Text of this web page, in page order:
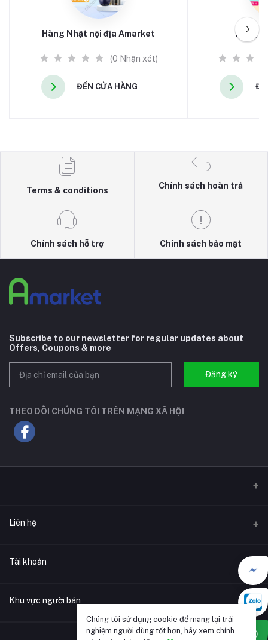
Hàng Nhật nội địa Amarket
(0 Nhận xét)
ĐẾN CỬA HÀNG
Hàng
Terms & conditions
Chính sách hoàn trả
Chính sách hỗ trợ Chính sách bảo mật
Subscribe to our newsletter for regular updates about
Offers, Coupons & more
Đăng ký
THEO DÕI CHÚNG TÔI TRÊN MẠNG XÃ HỘI
Liên hệ
Địa chỉ
0911173339
Tài khoản
Đăng nhập
Khu vực người bán
Trở thành người Bán hàng Áp dụng ngay bây giờ
Chúng tôi sử dụng cookie để mang lại trải
nghiệm người dùng tốt hơn, hãy xem chính